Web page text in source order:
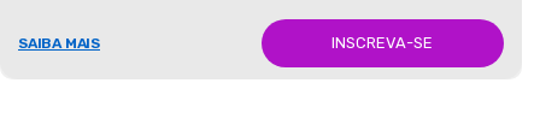
SAIBA MAIS INSCREVA-SE